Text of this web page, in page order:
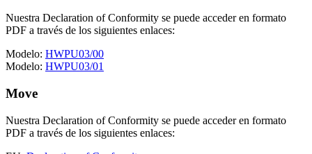
Nuestra Declaration of Conformity se puede acceder en formato
PDF a través de los siguientes enlaces:
Modelo: HWPU03/00
Modelo: HWPU03/01
Move
Nuestra Declaration of Conformity se puede acceder en formato
PDF a través de los siguientes enlaces: